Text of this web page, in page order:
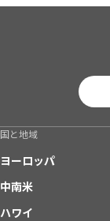
国と地域
ヨーロッパ
中南米
ハワイ